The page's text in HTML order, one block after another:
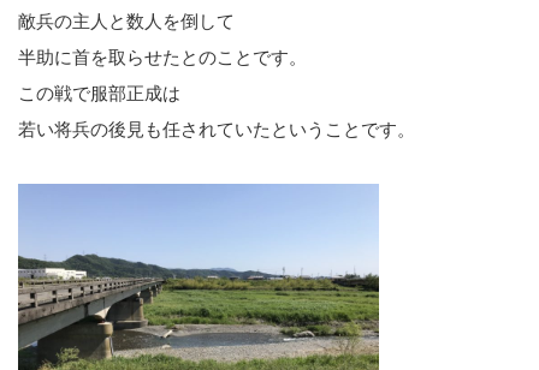
敵兵の主人と数人を倒して
半助に首を取らせたとのことです。
この戦で服部正成は
若い将兵の後見も任されていたということです。